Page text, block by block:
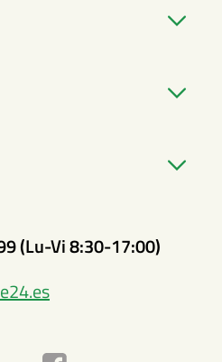
(Lu-Vi 8:30-17:00)